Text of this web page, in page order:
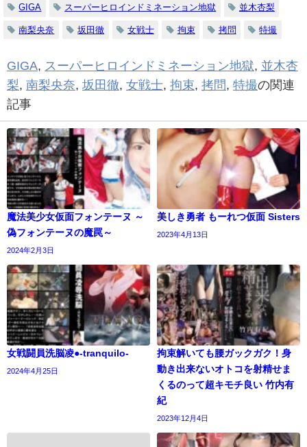
GIGA スーパーヒロインドミネーション地獄 並木杏梨
南梨央奈 坂田徹 女戦士 拘束 拷問 特撮
GIGA, スーパーヒロインドミネーション地獄, 並木杏
梨, 南梨央奈, 坂田徹, 女戦士, 拘束, 拷問, 特撮の関連
記事
魔法美少女仮面フォンテーヌ ～
偽フォンテーヌの魔罠～
2024年2月3日
美しき勇者 もーれつ仮面 Sisters
2023年4月13日
女戦闘員洗脳凌●-tranquilo-
2024年4月25日
拘束解いても腰ガックガク！身
動き出来ないオトコを射精せま
くるのって超キモチ良い 竹内有
紀
2023年12月4日